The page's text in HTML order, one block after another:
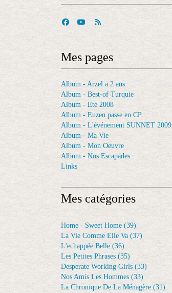
Mes pages
Album - Arzel a 2 ans
Album - Best-of Turquie
Album - Eté 2008
Album - Euzen passe en CP
Album - L'événement SUNNET 2009
Album - Ma Vie
Album - Mon Oeuvre
Album - Nos Escapades
Links
Mes catégories
Home - Sweet Home (39)
La Vie Comme Elle Va (37)
L'echappée Belle (36)
Les Petites Phrases (35)
Desperate Working Girls (33)
Nos Amis Les Hommes (33)
La Chronique De La Ménagère (31)